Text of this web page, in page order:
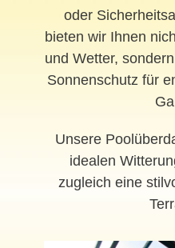
oder
bieten wir Ihnen
und Wetter,
Sonnenschutz für
Unsere
idealen
zugleich eine